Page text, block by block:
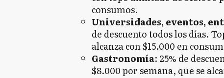
consumos.
Universidades, eventos,
de descuento todos los días.
alcanza con $15.000 en
Gastronomía: 25% de
$8.000 por semana, que se